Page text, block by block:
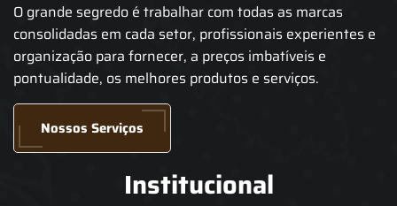
O grande segredo é trabalhar com todas as marcas
consolidadas em cada setor, profissionais experientes e
organização para fornecer, a preços imbatíveis e
pontualidade, os melhores produtos e serviços.
Nossos Serviços
Institucional